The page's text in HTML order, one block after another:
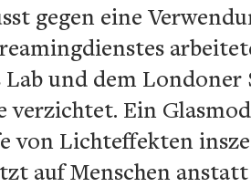
gegen eine
und dem
Ein
von Lichteffekten
auf Menschen